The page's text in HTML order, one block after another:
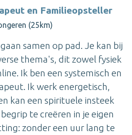
en Familieopsteller
(25km)
samen op pad. Je kan bij
thema's, dit zowel fysiek
Ik ben een systemisch en
Ik werk energetisch,
kan een spirituele insteek
te creëren in je eigen
zonder een uur lang te